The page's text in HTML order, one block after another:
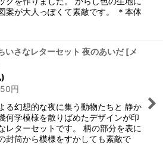
案が大人っぽくて素敵です。 ＊本体
いさなレターセット 夜のあいだ [メ
円
る幻想的な夜に集う動物たちと 静か
何学模様を散りばめたデザインが印
レターセットです。 柄の部分を表に
封筒から模様をすかしても素敵で